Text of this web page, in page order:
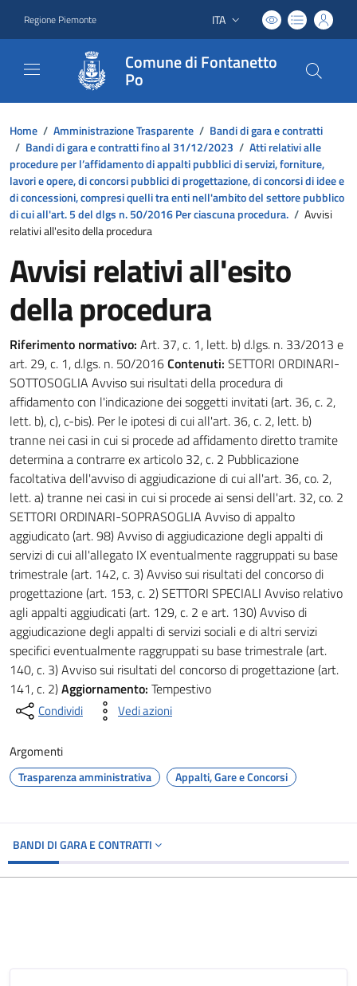
Regione Piemonte Lingua attiva:
ITA
Comune di Fontanetto
Po
Home / Amministrazione Trasparente / Bandi di gara e contratti
/ Bandi di gara e contratti fino al 31/12/2023 / Atti relativi alle
procedure per l’affidamento di appalti pubblici di servizi, forniture,
lavori e opere, di concorsi pubblici di progettazione, di concorsi di idee e
di concessioni, compresi quelli tra enti nell'ambito del settore pubblico
di cui all'art. 5 del dlgs n. 50/2016 Per ciascuna procedura. / Avvisi
relativi all'esito della procedura
Avvisi relativi all'esito
della procedura
Riferimento normativo: Art. 37, c. 1, lett. b) d.lgs. n. 33/2013 e
art. 29, c. 1, d.lgs. n. 50/2016Contenuti: SETTORI ORDINARI-
SOTTOSOGLIA Avviso sui risultati della procedura di
affidamento con l'indicazione dei soggetti invitati (art. 36, c. 2,
lett. b), c), c-bis). Per le ipotesi di cui all'art. 36, c. 2, lett. b)
tranne nei casi in cui si procede ad affidamento diretto tramite
determina a contrarre ex articolo 32, c. 2 Pubblicazione
facoltativa dell'avviso di aggiudicazione di cui all'art. 36, co. 2,
lett. a) tranne nei casi in cui si procede ai sensi dell'art. 32, co. 2
SETTORI ORDINARI-SOPRASOGLIA Avviso di appalto
aggiudicato (art. 98) Avviso di aggiudicazione degli appalti di
servizi di cui all'allegato IX eventualmente raggruppati su base
trimestrale (art. 142, c. 3) Avviso sui risultati del concorso di
progettazione (art. 153, c. 2) SETTORI SPECIALI Avviso relativo
agli appalti aggiudicati (art. 129, c. 2 e art. 130) Avviso di
aggiudicazione degli appalti di servizi sociali e di altri servizi
specifici eventualmente raggruppati su base trimestrale (art.
140, c. 3) Avviso sui risultati del concorso di progettazione (art.
141, c. 2)Aggiornamento: Tempestivo
Condividi Vedi azioni
Argomenti
Trasparenza amministrativa Appalti, Gare e Concorsi
BANDI DI GARA E CONTRATTI